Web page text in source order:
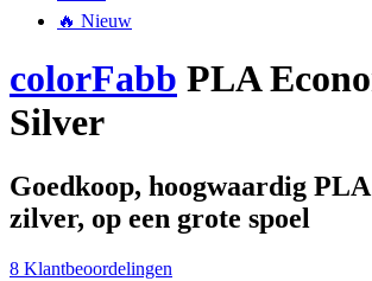
🔥 Nieuw
colorFabb PLA
Silver
Goedkoop, hoogwaardig
zilver, op een grote spoel
8 Klantbeoordelingen